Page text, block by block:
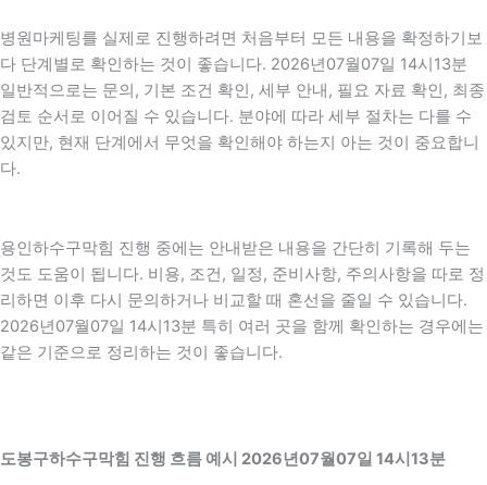
병원마케팅를 실제로 진행하려면 처음부터 모든 내용을 확정하기보
다 단계별로 확인하는 것이 좋습니다. 2026년07월07일 14시13분
일반적으로는 문의, 기본 조건 확인, 세부 안내, 필요 자료 확인, 최종
검토 순서로 이어질 수 있습니다. 분야에 따라 세부 절차는 다를 수
있지만, 현재 단계에서 무엇을 확인해야 하는지 아는 것이 중요합니
다.
용인하수구막힘 진행 중에는 안내받은 내용을 간단히 기록해 두는
것도 도움이 됩니다. 비용, 조건, 일정, 준비사항, 주의사항을 따로 정
리하면 이후 다시 문의하거나 비교할 때 혼선을 줄일 수 있습니다.
2026년07월07일 14시13분 특히 여러 곳을 함께 확인하는 경우에는
같은 기준으로 정리하는 것이 좋습니다.
도봉구하수구막힘 진행 흐름 예시 2026년07월07일 14시13분